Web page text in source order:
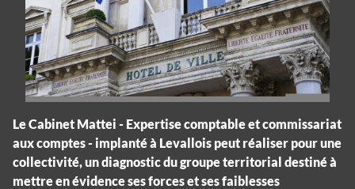
Le Cabinet Mattei - Expertise comptable et commissariat
aux comptes - implanté à Levallois peut réaliser pour une
collectivité, un diagnostic du groupe territorial destiné à
mettre en évidence ses forces et ses faiblesses